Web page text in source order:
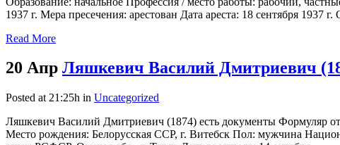
1937 г. Мера пресечения: арестован Дата ареста: 18 сентября 1937
Read More
20 Апр Ляшкевич Василий Дмитриевич
Posted at 21:25h in Uncategorized
Ляшкевич Василий Дмитриевич (1874) есть документы Формуляр
Место рождения: Белорусская ССР, г. Витебск Пол: мужчина